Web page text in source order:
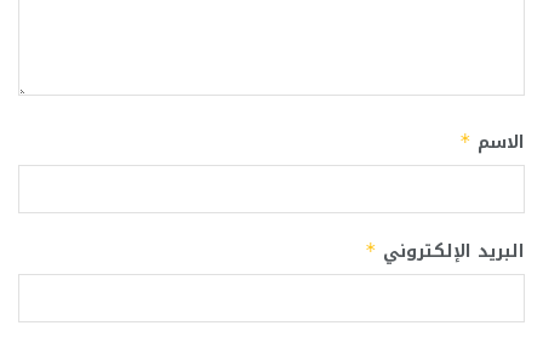
الاسم *
البريد الإلكتروني *